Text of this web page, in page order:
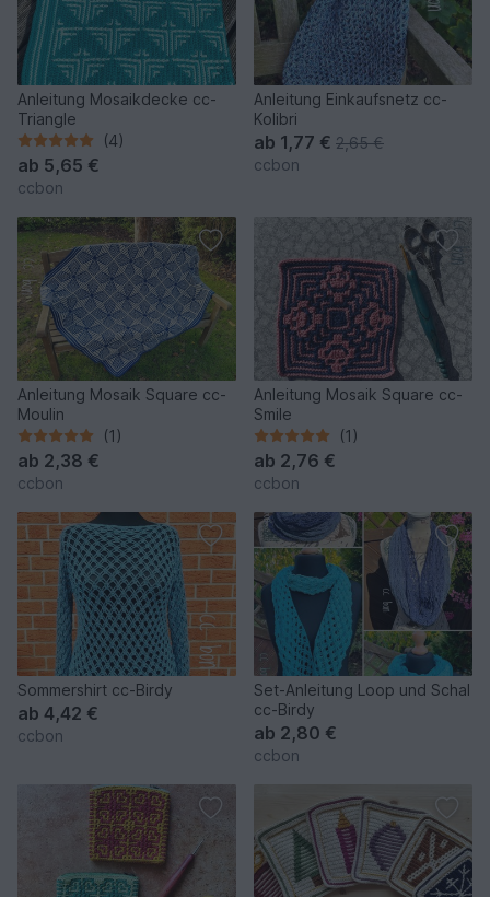
Anleitung Mosaikdecke cc-
Triangle
(4)
ab 5,65 €
ccbon
Anleitung Einkaufsnetz cc-
Kolibri
ab 1,77 € 2,65 €
ccbon
Anleitung Mosaik Square cc-
Moulin
(1)
ab 2,38 €
ccbon
Anleitung Mosaik Square cc-
Smile
(1)
ab 2,76 €
ccbon
Sommershirt cc-Birdy
ab 4,42 €
ccbon
Set-Anleitung Loop und Schal
cc-Birdy
ab 2,80 €
ccbon